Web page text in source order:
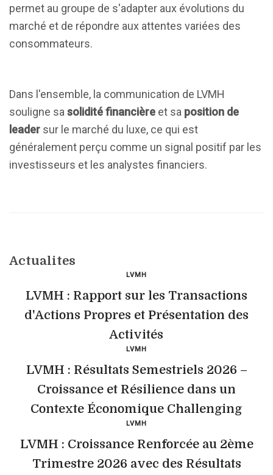
permet au groupe de s'adapter aux évolutions du
marché et de répondre aux attentes variées des
consommateurs.
Dans l'ensemble, la communication de LVMH
souligne sa solidité financière et sa position de
leader sur le marché du luxe, ce qui est
généralement perçu comme un signal positif par les
investisseurs et les analystes financiers.
Actualites
LVMH
LVMH : Rapport sur les Transactions
d'Actions Propres et Présentation des
Activités
LVMH
LVMH : Résultats Semestriels 2026 –
Croissance et Résilience dans un
Contexte Économique Challenging
LVMH
LVMH : Croissance Renforcée au 2ème
Trimestre 2026 avec des Résultats